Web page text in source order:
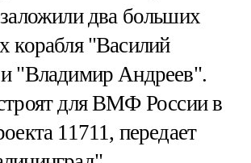
два больших
корабля "Василий
"Владимир Андреев".
для ВМФ России в
11711, передает